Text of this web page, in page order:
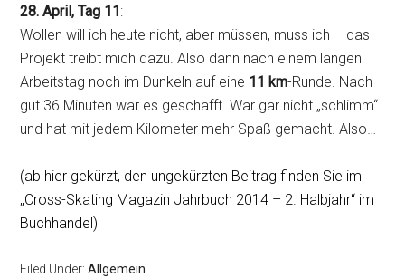
28. April, Tag 11 :
Wollen will ich heute nicht, aber müssen, muss ich – das
Projekt treibt mich dazu. Also dann nach einem langen
Arbeitstag noch im Dunkeln auf eine 11 km-Runde. Nach
gut 36 Minuten war es geschafft. War gar nicht „schlimm“
und hat mit jedem Kilometer mehr Spaß gemacht. Also…
(ab hier gekürzt, den ungekürzten Beitrag finden Sie im
„Cross-Skating Magazin Jahrbuch 2014 – 2. Halbjahr“ im
Buchhandel)
Filed Under:Allgemein